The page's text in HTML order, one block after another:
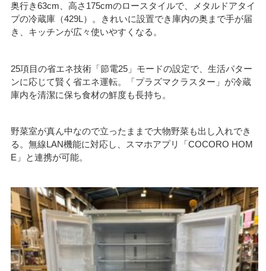
奥行き63cm、高さ175cmのロースタイルで、メタルドアタイ
プの冷蔵庫（429L）。きれいに設置でき庫内の奥まで手が届
き、キッチンが広々使いやすくなる。
25項目の省エネ技術「節電25」モードの設定で、生活パター
ンに応じて賢く省エネ運転。「プラズマクラスター」が冷蔵
庫内を清潔に保ち食材の鮮度も長持ち。
野菜室が真ん中なので立ったままで大物野菜も出し入れでき
る。無線LAN機能に対応し、スマホアプリ「COCORO HOM
E」と連携が可能。